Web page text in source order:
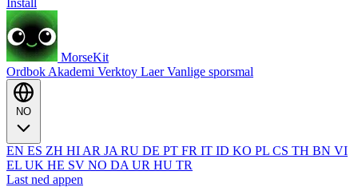
Install
MorseKit
Ordbok Akademi Verktoy LaerVanlige sporsmal
EN ES ZH HI AR JA RU DE PT FR IT ID KO PL CS TH BN VI
EL UK HE SV NO DA UR HU TR
Last ned appen